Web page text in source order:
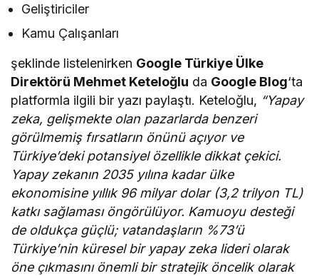
Geliştiriciler
Kamu Çalışanları
şeklinde listelenirken Google Türkiye Ülke
Direktörü Mehmet Keteloğlu da Google Blog‘ta
platformla ilgili bir yazı paylaştı. Keteloğlu, “Yapay
zeka, gelişmekte olan pazarlarda benzeri
görülmemiş fırsatların önünü açıyor ve
Türkiye’deki potansiyel özellikle dikkat çekici.
Yapay zekanın 2035 yılına kadar ülke
ekonomisine yıllık 96 milyar dolar (3,2 trilyon TL)
katkı sağlaması öngörülüyor. Kamuoyu desteği
de oldukça güçlü; vatandaşların %73’ü
Türkiye’nin küresel bir yapay zeka lideri olarak
öne çıkmasını önemli bir stratejik öncelik olarak